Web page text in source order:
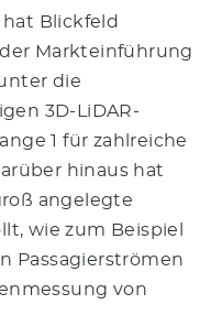
Blickfeld
Markteinführung
die
3D-LiDAR-
1 für zahlreiche
hinaus hat
angelegte
wie zum Beispiel
Passagierströmen
von